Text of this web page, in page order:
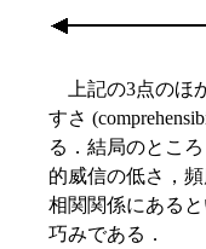
上記の3点のほ
すさ
る．結局のとこ
的威信の低さ，
相関関係にある
巧みである．